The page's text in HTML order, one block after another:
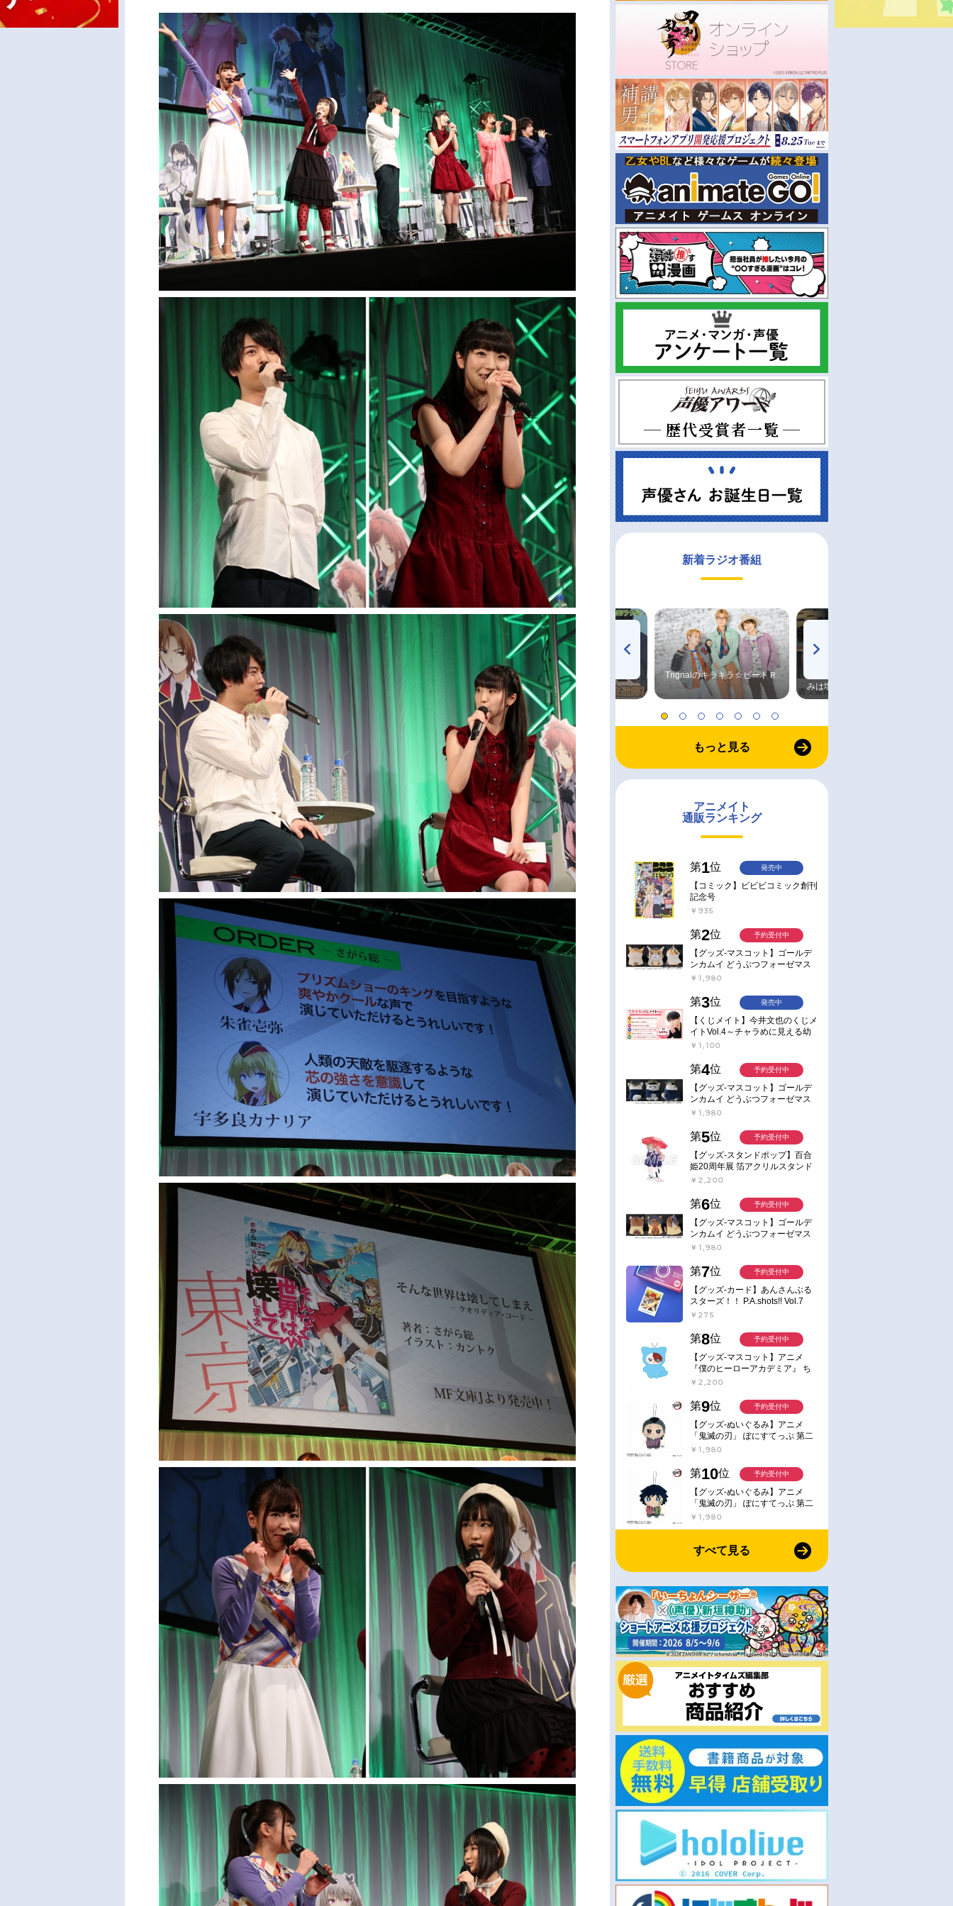
新着ラジオ番組
TVアニメ『戦隊大失格』
radio 大直会 2nd season
ハイキュー!! 烏野高校放送部! Trignalのキラキラ☆ビートＲ
みは塩だけ
もっと見る
アニメイト
通販ランキング
第1位
【コミック】ビビビコミック創刊
記念号
￥935
発売中
第2位
【グッズ-マスコット】ゴールデ
ンカムイ どうぶつフォーゼマス
コット 4.尾形百之助【再販】
￥1,980
予約受付中
第3位
【くじメイト】今井文也のくじメ
イトVol.4～チャラめに見える幼
馴染、実は一途で独占欲が強いん
￥1,100
発売中
第4位
【グッズ-マスコット】ゴールデ
ンカムイ どうぶつフォーゼマス
コット 5.月島軍曹【再販】
￥1,980
予約受付中
第5位
【グッズ-スタンドポップ】百合
姫20周年展 箔アクリルスタンド
E：あおのなち
￥2,200
予約受付中
第6位
【グッズ-マスコット】ゴールデ
ンカムイ どうぶつフォーゼマス
コット 6.鯉登少尉【再販】
￥1,980
予約受付中
第7位
【グッズ-カード】あんさんぶる
スターズ！！ P.A.shots!! Vol.7
Action
￥275
予約受付中
第8位
【グッズ-マスコット】アニメ
『僕のヒーローアカデミア』 ち
みけもますこっと 7.轟凍焦
￥2,200
予約受付中
第9位
【グッズ-ぬいぐるみ】アニメ
「鬼滅の刃」 ぽにすてっぷ 第二
弾 不死川 玄弥
￥1,980
予約受付中
第10位
【グッズ-ぬいぐるみ】アニメ
「鬼滅の刃」 ぽにすてっぷ 第二
弾 冨岡 義勇
￥1,980
予約受付中
すべて見る